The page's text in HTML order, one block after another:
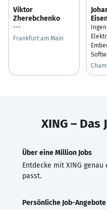
Viktor
Zherebchenko
---
Frankfurt am Main
Cham
XING –
Über eine Million Jobs
Entdecke mit XING
passt.
Persönliche Job-Angebote